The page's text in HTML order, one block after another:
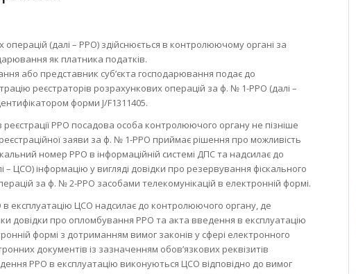
операцій (далі – РРО) здійснюється в контролюючому органі за
як платника податків.
або представник суб’єкта господарювання подає до
реєстраторів розрахункових операцій за ф. № 1-РРО (далі –
форми J/F1311405.
реєстрації РРО посадова особа контролюючого органу не пізніше
заяви за ф. № 1-РРО приймає рішення про можливість
номер РРО в інформаційній системі ДПС та надсилає до
– ЦСО) інформацію у вигляді довідки про резервування фіскального
за ф. № 2-РРО засобами телекомунікацій в електронній формі.
в експлуатацію ЦСО надсилає до контролюючого органу, де
довідки про опломбування РРО та акта введення в експлуатацію
формі з дотриманням вимог законів у сфері електронного
документів із зазначенням обов’язкових реквізитів
РРО в експлуатацію виконуються ЦСО відповідно до вимог